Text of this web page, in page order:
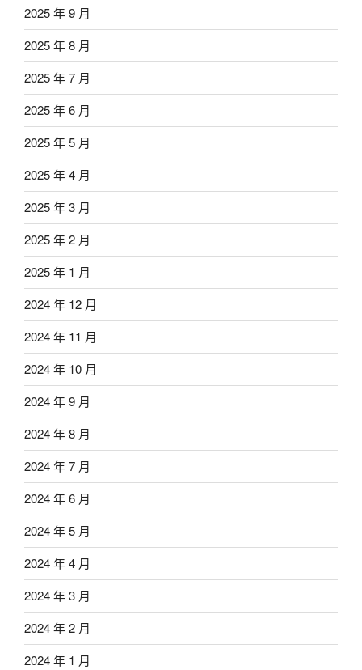
2025 年 9 月
2025 年 8 月
2025 年 7 月
2025 年 6 月
2025 年 5 月
2025 年 4 月
2025 年 3 月
2025 年 2 月
2025 年 1 月
2024 年 12 月
2024 年 11 月
2024 年 10 月
2024 年 9 月
2024 年 8 月
2024 年 7 月
2024 年 6 月
2024 年 5 月
2024 年 4 月
2024 年 3 月
2024 年 2 月
2024 年 1 月